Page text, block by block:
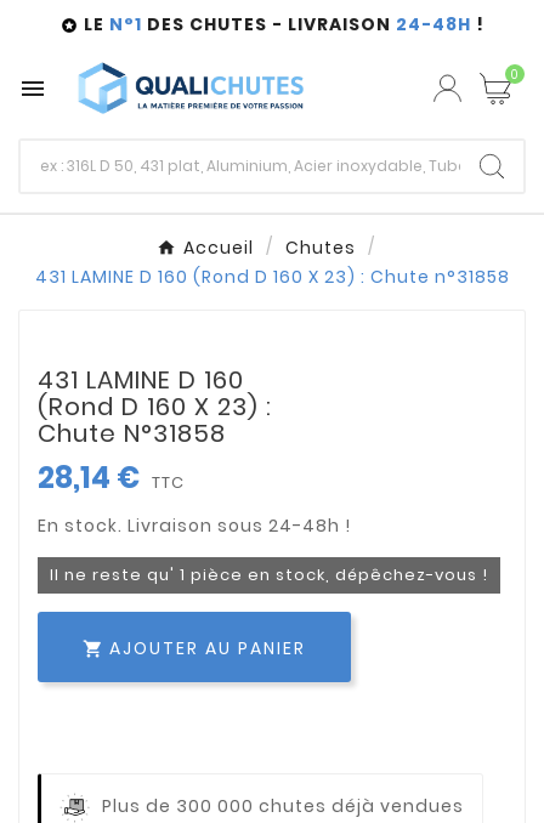
 LE N°1 DES CHUTES - LIVRAISON 24-48H !
 0
Accueil
Chutes
431 LAMINE D 160 (Rond D 160 X 23) : Chute n°31858
431 LAMINE D 160
(Rond D 160 X 23) :
Chute N°31858
28,14 € TTC
Il ne reste qu' 1 pièce en stock, dépêchez-vous !
 AJOUTER AU PANIER
Plus de 300 000 chutes déjà vendues